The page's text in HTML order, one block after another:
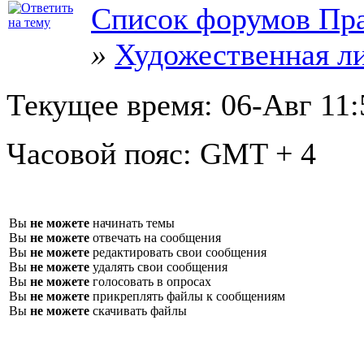
Список форумов
» Художественная
Текущее время: 06-Авг
Часовой пояс: GMT + 4
Вы не можете начинать темы
Вы не можете отвечать на сообщения
Вы не можете редактировать свои сообщения
Вы не можете удалять свои сообщения
Вы не можете голосовать в опросах
Вы не можете прикреплять файлы к сообщениям
Вы не можете скачивать файлы